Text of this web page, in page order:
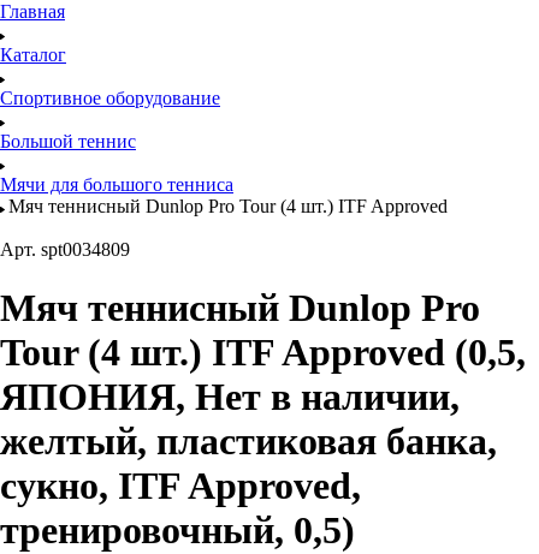
Главная
Каталог
Спортивное оборудование
Большой теннис
Мячи для большого тенниса
Мяч теннисный Dunlop Pro Tour (4 шт.) ITF Approved
Арт. spt0034809
Мяч теннисный Dunlop Pro
Tour (4 шт.) ITF Approved (0,5,
ЯПОНИЯ, Нет в наличии,
желтый, пластиковая банка,
сукно, ITF Approved,
тренировочный, 0,5)